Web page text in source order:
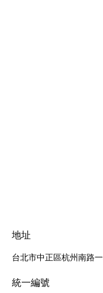
地址
台北市中正區杭州南路
統一編號